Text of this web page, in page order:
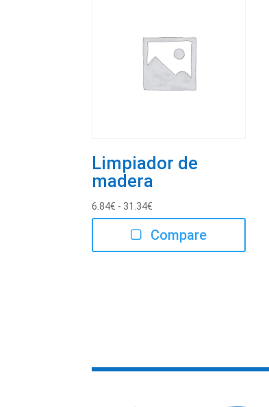
Limpiador de
madera
6.84€ - 31.34€
de
precios:
desde
Compare